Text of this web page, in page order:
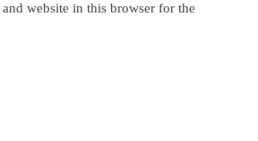
website in this browser for the